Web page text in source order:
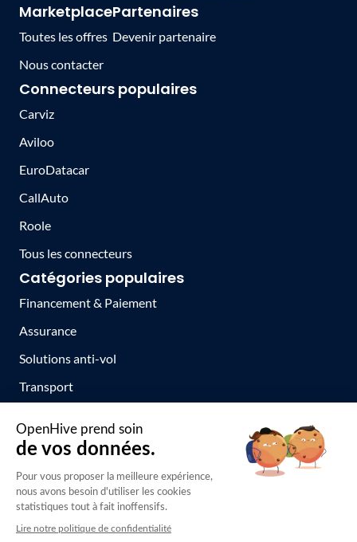
Marketplace
Toutes les offres
Nous contacter
Partenaires
Devenir partenaire
Connecteurs populaires
Carviz
Aviloo
EuroDatacar
CallAuto
Roole
Tous les connecteurs
Catégories populaires
Financement & Paiement
Assurance
Solutions anti-vol
Transport
Mentions légales
Politique de confidentialité
Politique cookies
Conditions Générales d'Utilisation